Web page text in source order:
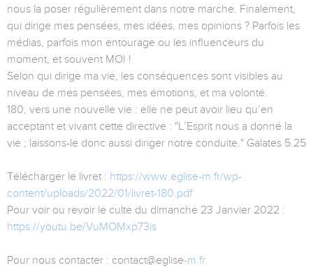
nous la poser régulièrement dans notre marche. Finalement,
qui dirige mes pensées, mes idées, mes opinions ? Parfois les
médias, parfois mon entourage ou les influenceurs du
moment, et souvent MOI !
Selon qui dirige ma vie, les conséquences sont visibles au
niveau de mes pensées, mes émotions, et ma volonté.
180, vers une nouvelle vie : elle ne peut avoir lieu qu’en
acceptant et vivant cette directive : "L’Esprit nous a donné la
vie ; laissons-le donc aussi diriger notre conduite." Galates 5.25
Télécharger le livret : https://www.eglise-m.fr/wp-
content/uploads/2022/01/livret-180.pdf
Pour voir ou revoir le culte du dimanche 23 Janvier 2022 :
https://youtu.be/VuMOMxp73is
Pour nous contacter : contact@eglise-m.fr